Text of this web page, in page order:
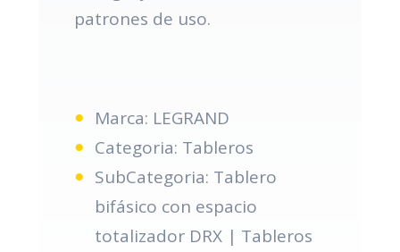
patrones de uso.
Marca: LEGRAND
Categoria: Tableros
SubCategoria: Tablero
bifásico con espacio
totalizador DRX | Tableros